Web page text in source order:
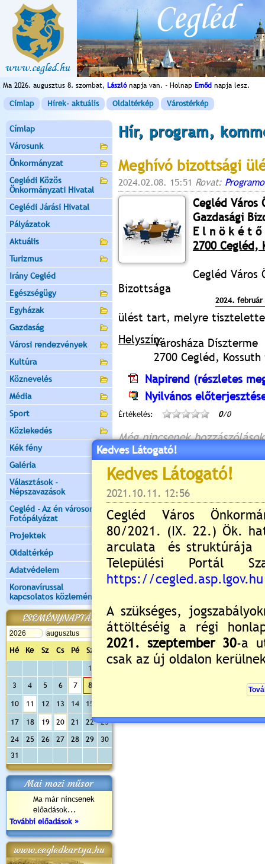
Ma 2026. augusztus 8. szombat, Lászlónapja van. - Holnap Emőd napja lesz.
Címlap Hírek- aktuális Oldaltérkép Várostérkép
Címlap
Városunk
Önkormányzat
Ceglédi Közös
Önkormányzati Hivatal
Ceglédi Járási Hivatal
Pályázatok
Aktuális
Turizmus
Irány Cegléd
Egészségügy
Egyházak
Gazdaság
Városi rendezvények
Kultúra
Köznevelés
Média
Sport
Közlekedés
Kék fény
Galéria
Választások -
Népszavazások
Cegléd - Az én városom -
Fotópályázat
Projektek
Oldaltérkép
Adatvédelem
Koronavírussal
kapcsolatos közlemények
ESEMÉNYNAPTÁR
Hé Ke Sz Cs Pé Sz
Va
1
3
4 5 6 7 8
10 11 12 13 14 15
17 18 19 20 21 22
23
24
25 26 27 28 29
30
31
Mai mozi műsor
Ma már nincsenek
előadások...
További előadások »
www.cegledkartya.hu
Hír, program,
Meghívó bizottsági
2024.02.08. 15:51 Rovat:
Cegléd Város
Gazdasági
E l n ö k é t ő
2700 Cegléd,
Cegléd Város
Bizottsága
2024.
ülést tart, melyre
Helyszín:Városháza Díszterme
2700 Cegléd,
Napirend (részletes
Nyilvános
Értékelés: 0/0
Még nincsenek hozzászólások
Új hozzászólás:
Kérjük jelentkezzen be,
Kedves Látogató!